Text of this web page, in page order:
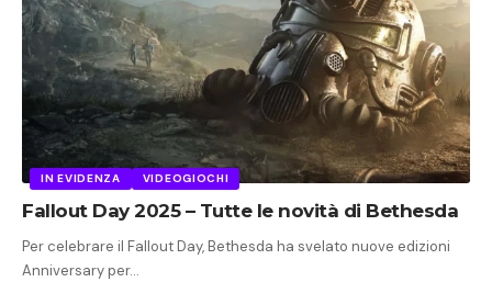
IN EVIDENZA VIDEOGIOCHI
Fallout Day 2025 – Tutte le novità di Bethesda
Per celebrare il Fallout Day, Bethesda ha svelato nuove edizioni
Anniversary per…